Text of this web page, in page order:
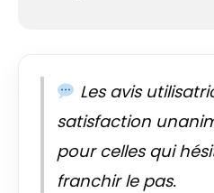
Les avis
satisfaction
pour celles qui
franchir le pas.